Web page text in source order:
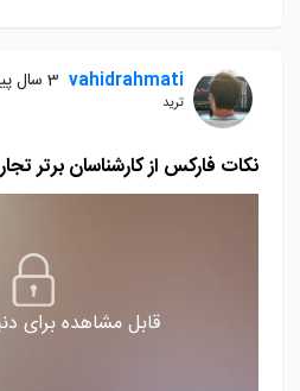
vahidrahmati 3 سال پیش
ترید
نکات فارکس از کارشناسان برتر
قابل مشاهده برای